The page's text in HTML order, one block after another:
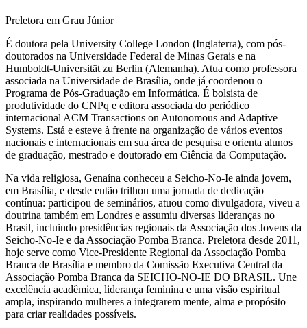
Preletora em Grau Júnior
É doutora pela University College London (Inglaterra), com pós-
doutorados na Universidade Federal de Minas Gerais e na
Humboldt-Universität zu Berlin (Alemanha). Atua como professora
associada na Universidade de Brasília, onde já coordenou o
Programa de Pós-Graduação em Informática. É bolsista de
produtividade do CNPq e editora associada do periódico
internacional ACM Transactions on Autonomous and Adaptive
Systems. Está e esteve à frente na organização de vários eventos
nacionais e internacionais em sua área de pesquisa e orienta alunos
de graduação, mestrado e doutorado em Ciência da Computação.
Na vida religiosa, Genaína conheceu a Seicho-No-Ie ainda jovem,
em Brasília, e desde então trilhou uma jornada de dedicação
contínua: participou de seminários, atuou como divulgadora, viveu a
doutrina também em Londres e assumiu diversas lideranças no
Brasil, incluindo presidências regionais da Associação dos Jovens da
Seicho-No-Ie e da Associação Pomba Branca. Preletora desde 2011,
hoje serve como Vice-Presidente Regional da Associação Pomba
Branca de Brasília e membro da Comissão Executiva Central da
Associação Pomba Branca da SEICHO-NO-IE DO BRASIL. Une
excelência acadêmica, liderança feminina e uma visão espiritual
ampla, inspirando mulheres a integrarem mente, alma e propósito
para criar realidades possíveis.